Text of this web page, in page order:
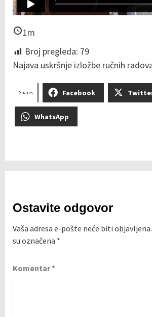
1m
Broj pregleda: 79
Najava uskršnje izložbe ručnih
Facebook
WhatsApp
Shares
Ostavite odgovor
Vaša adresa e-pošte neće biti objavljena.
su označena *
Komentar*